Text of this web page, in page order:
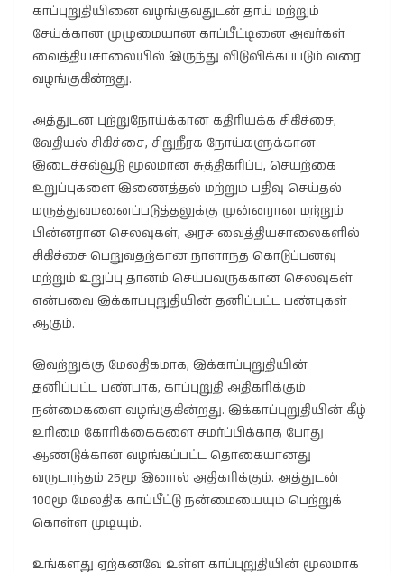
காப்புறுதியினை வழங்குவதுடன் தாய் மற்றும்
சேய்க்கான முழுமையான காப்பீட்டினை அவர்கள்
வைத்தியசாலையில் இருந்து விடுவிக்கப்படும் வரை
வழங்குகின்றது.
அத்துடன் புற்றுநோய்க்கான கதிரியக்க சிகிச்சை,
வேதியல் சிகிச்சை, சிறுநீரக நோய்களுக்கான
இடைச்சவ்வூடு மூலமான சுத்திகரிப்பு, செயற்கை
உறுப்புகளை இணைத்தல் மற்றும் பதிவு செய்தல்
மருத்துவமனைப்படுத்தலுக்கு முன்னரான மற்றும்
பின்னரான செலவுகள், அரச வைத்தியசாலைகளில்
சிகிச்சை பெறுவதற்கான நாளாந்த கொடுப்பனவு
மற்றும் உறுப்பு தானம் செய்பவருக்கான செலவுகள்
என்பவை இக்காப்புறுதியின் தனிப்பட்ட பண்புகள்
ஆகும்.
இவற்றுக்கு மேலதிகமாக, இக்காப்புறுதியின்
தனிப்பட்ட பண்பாக, காப்புறுதி அதிகரிக்கும்
நன்மைகளை வழங்குகின்றது. இக்காப்புறுதியின் கீழ்
உரிமை கோரிக்கைகளை சமர்ப்பிக்காத போது
ஆண்டுக்கான வழங்கப்பட்ட தொகையானது
வருடாந்தம் 25மூ இனால் அதிகரிக்கும். அத்துடன்
100மூ மேலதிக காப்பீட்டு நன்மையையும் பெற்றுக்
கொள்ள முடியும்.
உங்களது ஏற்கனவே உள்ள காப்புறுதியின் மூலமாக